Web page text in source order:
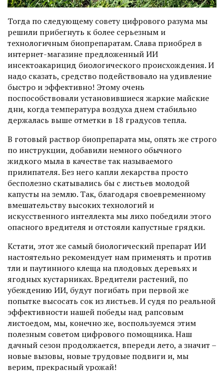
Тогда по следующему совету цифрового разума мы
решили прибегнуть к более серьезным и
технологичным биопрепаратам. Слава приобрел в
интернет-магазине предложенный ИИ
инсектоакарицид биологичес­кого происхождения. И
надо сказать, средство подействовало на удивление
быстро и эффективно! Этому очень
поспособствовали установившиеся жаркие майские
дни, когда температура воздуха днем стабильно
держалась выше отметки в 18 градусов тепла.
В готовый раствор биопрепарата мы, опять же строго
по инструкции, добавили немного обычного
жидкого мыла в ка­честве так называемого
прилипателя. Без него капли лекарства просто
бесполезно скатывались бы с листьев молодой
капусты на землю. Так, благодаря своевременному
вмешательству высоких технологий и
искусственного интеллекта мы лихо победили этого
опасного вредителя и отстояли капустные грядки.
Кстати, этот же самый биологический препарат ИИ
настоятельно рекомендует нам применять и против
тли и паутинного клеща на плодовых деревьях и
ягодных кустарниках. Вредители растений, по
убеждению ИИ, будут погибать при первой же
попытке высосать сок из листьев. И судя по реальной
эффективности нашей победы над рапсовым
листоедом, мы, конечно же, воспользуемся этим
полезным советом цифрового помощника. Наш
дачный сезон продолжается, впереди лето, а значит –
новые вызовы, новые трудовые подвиги и, мы
верим, прекрасный урожай!